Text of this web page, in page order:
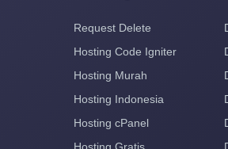
Request Delete
Hosting Code Igniter
Hosting Murah
Hosting Indonesia
Hosting cPanel